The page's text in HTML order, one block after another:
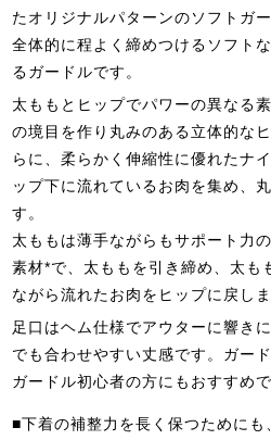
たオリジナルパターンのソフトガー
全体的に程よく締めつけるソフト
るガードルです。
太ももとヒップでパワーの異なる
の境目を作り丸みのある立体的な
らに、柔らかく伸縮性に優れたナ
ップ下に流れているお肉を集め、
す。
太ももは薄手ながらもサポート力
素材*で、太ももを引き締め、太も
ながら流れたお肉をヒップに戻しま
足口はヘム仕様でアウターに響き
でも合わせやすい丈感です。ガー
ガードル初心者の方にもおすすめで
■下着の補整力を長く保つためにも